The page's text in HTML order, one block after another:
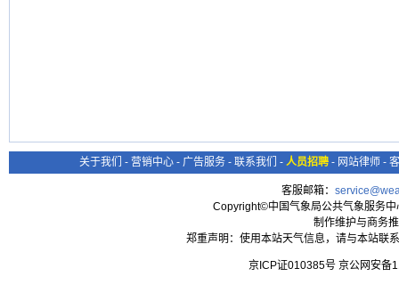
关于我们 - 营销中心 - 广告服务 - 联系我们 - 人员招聘 - 网站律师 -
客服邮箱：
Copyright©中国气象局公共气象服务
制作维护与商务
郑重声明：使用本站天气信息，请与本站联
京ICP证010385号 京公网安备